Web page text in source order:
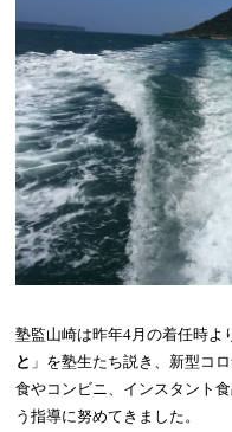
塾監山崎は昨年4月の着任時よ
と 」を塾生たち説き、新型コ
食やコンビニ、インスタント
う指導に努めてきました。